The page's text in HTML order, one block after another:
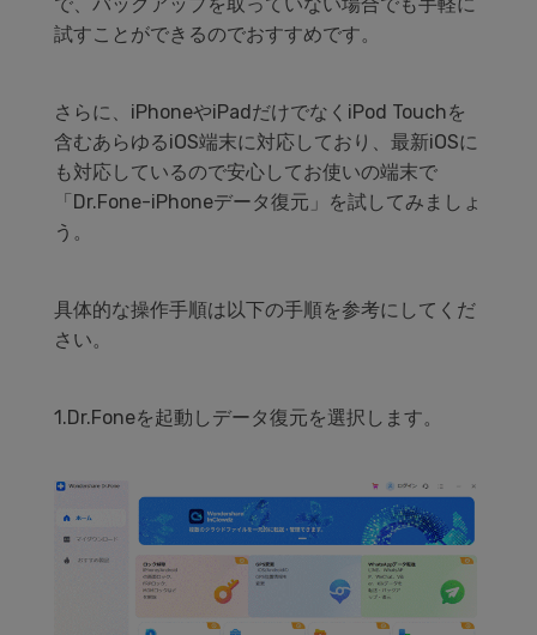
試すことができるのでおすすめです。
さらに、iPhoneやiPadだけでなくiPod Touchを
含むあらゆるiOS端末に対応しており、最新iOSに
も対応しているので安心してお使いの端末で
「Dr.Fone-iPhoneデータ復元」を試してみましょ
う。
具体的な操作手順は以下の手順を参考にしてくだ
さい。
1.Dr.Foneを起動しデータ復元を選択します。